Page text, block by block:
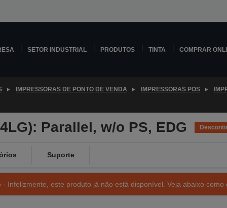
SETOR INDUSTRIAL PRODUTOS TINTA COMPRAR
IMPRESSORAS DE PONTO DE VENDA IMPRESSORAS POS
Parallel, w/o PS, EDG
Suporte
Infelizmente, este produto já não está disponível. Veja abaixo